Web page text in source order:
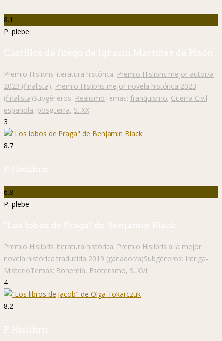
8.1
P. plebe
Castillos de fuego de Ignacio Martínez de Pisón
Premio Hislibris literatura histórica: Premio Hislibris mejor autor/a
2023 (finalista), Premio Hislibris mejor novela histórica 2023
(finalista)Subgéneros: RealismoTemas: franquismo, Guerra Civil
española, posguerra, S. XX
3
8.7
P. Hislibris
6.8
P. plebe
"Los lobos de Praga" de Benjamin Black
Premio Hislibris literatura histórica: Premio Hislibris a la mejor
novela histórica traducida 2019 (ganador/a)Subgéneros: Intriga-
MisterioTemas: Bohemia, Esoterismo, S. XVI
4
8.2
P. Hislibris